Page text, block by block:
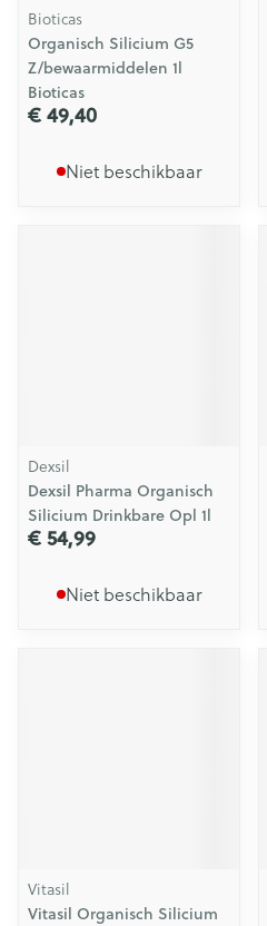
Bioticas
Organisch Silicium G5
Z/bewaarmiddelen 1l
Bioticas
€ 49,40
Niet beschikbaar
Dexsil
Dexsil Pharma Organisch
Silicium Drinkbare Opl 1l
€ 54,99
Niet beschikbaar
Vitasil
Vitasil Organisch Silicium